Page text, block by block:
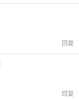
回复
回复